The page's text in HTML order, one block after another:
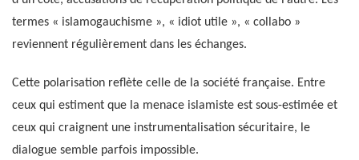
termes « islamogauchisme », « idiot utile », « collabo »
reviennent régulièrement dans les échanges.
Cette polarisation reflète celle de la société française. Entre
ceux qui estiment que la menace islamiste est sous-estimée et
ceux qui craignent une instrumentalisation sécuritaire, le
dialogue semble parfois impossible.